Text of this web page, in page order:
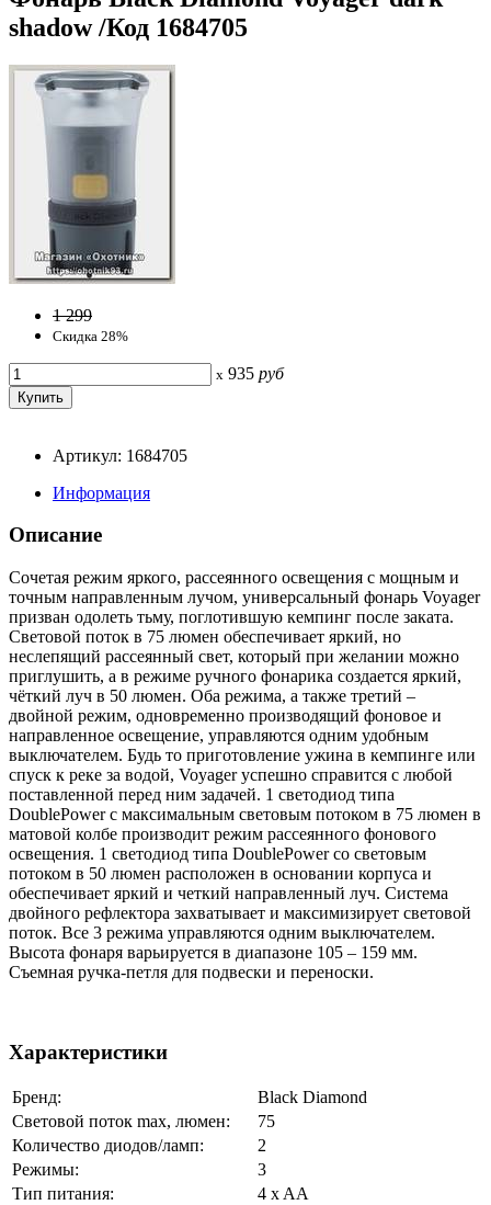
shadow /Код 1684705
1 299
Скидка 28%
x 935 руб
Артикул: 1684705
Информация
Описание
Сочетая режим яркого, рассеянного освещения с мощным и
точным направленным лучом, универсальный фонарь Voyager
призван одолеть тьму, поглотившую кемпинг после заката.
Световой поток в 75 люмен обеспечивает яркий, но
неслепящий рассеянный свет, который при желании можно
приглушить, а в режиме ручного фонарика создается яркий,
чёткий луч в 50 люмен. Оба режима, а также третий –
двойной режим, одновременно производящий фоновое и
направленное освещение, управляются одним удобным
выключателем. Будь то приготовление ужина в кемпинге или
спуск к реке за водой, Voyager успешно справится с любой
поставленной перед ним задачей. 1 светодиод типа
DoublePower с максимальным световым потоком в 75 люмен в
матовой колбе производит режим рассеянного фонового
освещения. 1 светодиод типа DoublePower со световым
потоком в 50 люмен расположен в основании корпуса и
обеспечивает яркий и четкий направленный луч. Система
двойного рефлектора захватывает и максимизирует световой
поток. Все 3 режима управляются одним выключателем.
Высота фонаря варьируется в диапазоне 105 – 159 мм.
Съемная ручка-петля для подвески и переноски.
Характеристики
Бренд:
Black Diamond
Световой поток max, люмен:
75
Количество диодов/ламп:
2
Режимы:
3
Тип питания:
4 x AA